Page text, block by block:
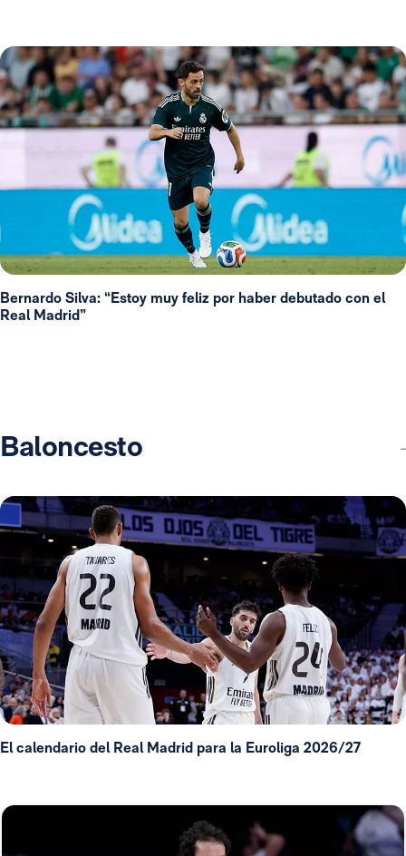
Bernardo Silva: “Estoy muy feliz por haber debutado con el
Real Madrid”
Baloncesto
El calendario del Real Madrid para la Euroliga 2026/27